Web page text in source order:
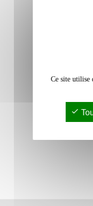
Ce site utilise